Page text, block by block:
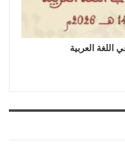
اللغة العربية